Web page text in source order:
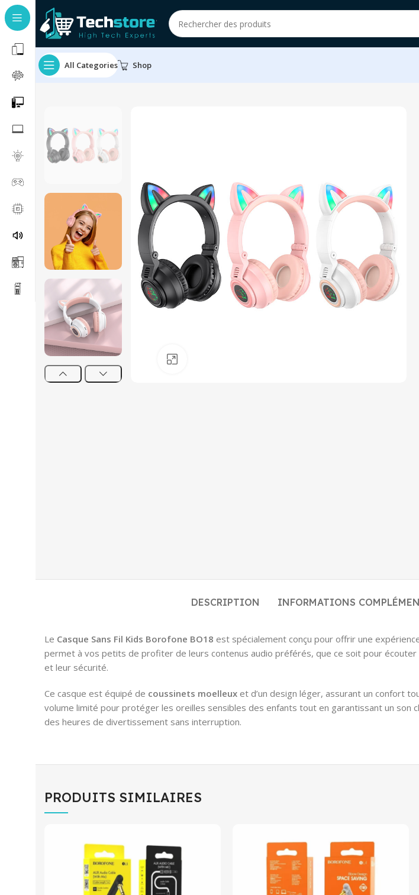
All Categories Shop
DESCRIPTION INFORMATIONS
Le Casque Sans Fil Kids Borofone BO18 est spécialement conçu pour offrir une
permet à vos petits de profiter de leurs contenus audio préférés, que ce soit pour
et leur sécurité.
Ce casque est équipé de coussinets moelleux et d’un design léger, assurant un confort
volume limité pour protéger les oreilles sensibles des enfants tout en garantissant un son
des heures de divertissement sans interruption.
PRODUITS SIMILAIRES